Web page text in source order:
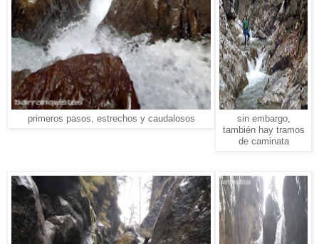
primeros pasos, estrechos y caudalosos
sin embargo,
también hay tramos
de caminata